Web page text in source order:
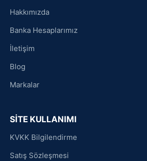
Hakkımızda
Banka Hesaplarımız
İletişim
Blog
Markalar
SİTE KULLANIMI
KVKK Bilgilendirme
Satış Sözleşmesi